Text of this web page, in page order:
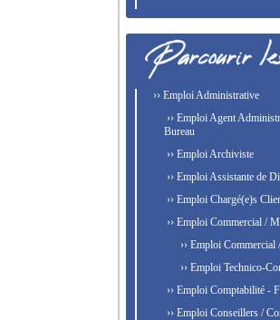
›› Emploi Administrative
›› Emploi Agent
Bureau
›› Emploi Archiviste
›› Emploi Assistante de
›› Emploi Chargé(e)s
›› Emploi Commercial /
›› Emploi
›› Emploi Technico-
›› Emploi Comptabilité -
›› Emploi Conseillers /